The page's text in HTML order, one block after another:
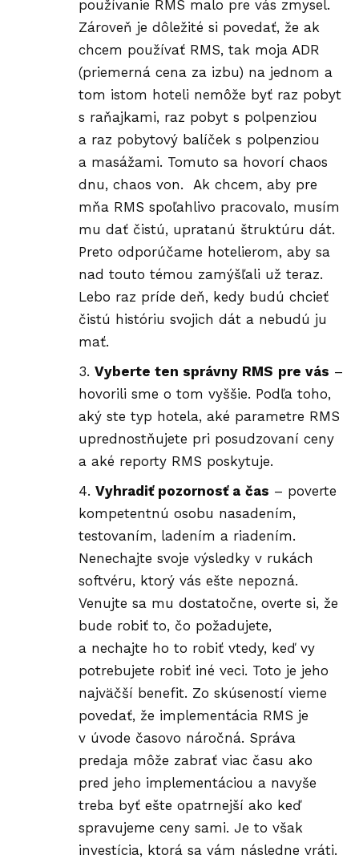
používanie RMS malo pre vás zmysel.
Zároveň je dôležité si povedať, že ak
chcem používať RMS, tak moja ADR
(priemerná cena za izbu) na jednom a
tom istom hoteli nemôže byť raz pobyt
s raňajkami, raz pobyt s polpenziou
a raz pobytový balíček s polpenziou
a masážami. Tomuto sa hovorí chaos
dnu, chaos von. Ak chcem, aby pre
mňa RMS spoľahlivo pracovalo, musím
mu dať čistú, upratanú štruktúru dát.
Preto odporúčame hotelierom, aby sa
nad touto témou zamýšľali už teraz.
Lebo raz príde deň, kedy budú chcieť
čistú históriu svojich dát a nebudú ju
mať.
Vyberte ten správny RMS pre vás –
hovorili sme o tom vyššie. Podľa toho,
aký ste typ hotela, aké parametre RMS
uprednostňujete pri posudzovaní ceny
a aké reporty RMS poskytuje.
Vyhradiť pozornosť a čas – poverte
kompetentnú osobu nasadením,
testovaním, ladením a riadením.
Nenechajte svoje výsledky v rukách
softvéru, ktorý vás ešte nepozná.
Venujte sa mu dostatočne, overte si, že
bude robiť to, čo požadujete,
a nechajte ho to robiť vtedy, keď vy
potrebujete robiť iné veci. Toto je jeho
najväčší benefit. Zo skúseností vieme
povedať, že implementácia RMS je
v úvode časovo náročná. Správa
predaja môže zabrať viac času ako
pred jeho implementáciou a navyše
treba byť ešte opatrnejší ako keď
spravujeme ceny sami. Je to však
investícia, ktorá sa vám následne vráti.